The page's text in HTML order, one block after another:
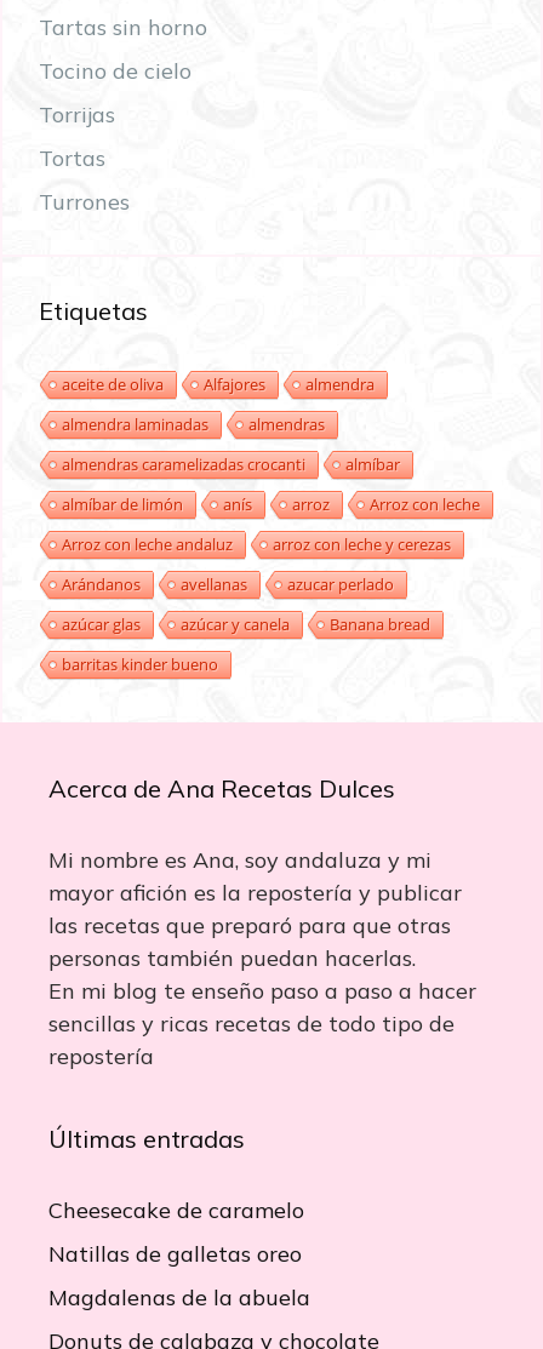
Tartas sin horno
Tocino de cielo
Torrijas
Tortas
Turrones
Etiquetas
aceite de oliva Alfajores
almendra
almendra laminadas
almendras
almendras caramelizadas crocanti
almíbar
almíbar de limón
anís arroz
Arroz con leche
Arroz con leche andaluz
arroz con leche y cerezas
Arándanos
avellanas
azucar perlado
azúcar glas
azúcar y canela
Banana bread
barritas kinder bueno
Acerca de Ana Recetas Dulces
Mi nombre es Ana, soy andaluza y mi
mayor afición es la repostería y publicar
las recetas que preparó para que otras
personas también puedan hacerlas.
En mi blog te enseño paso a paso a hacer
sencillas y ricas recetas de todo tipo de
repostería
Últimas entradas
Cheesecake de caramelo
Natillas de galletas oreo
Magdalenas de la abuela
Donuts de calabaza y chocolate